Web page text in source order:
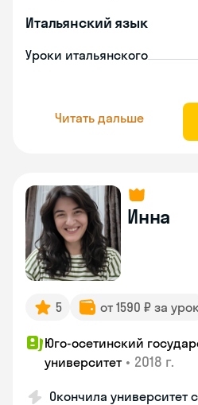
Итальянский язык
Уроки итальянского
Читать дальше
Инна
5 от 1590 ₽ за
Юго-осетинский
университет • 2018 г.
Окончила университет